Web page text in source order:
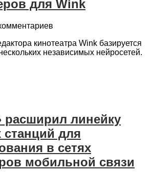
для Wink
кинотеатра Wink базируется
независимых нейросетей.
расширил линейку
станций для
в сетях
мобильной связи